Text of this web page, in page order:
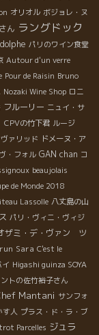
オリオル ボジョレ・ヌ
ん ラングドック
パリのワイン食堂
Autour d'un verre
Pour de Raisin Bruno
Nozaki Wine Shop ロニ
フルーリー ニュイ・サ
CPVの竹下君 ルージ
ァリッド ドメーヌ・ア
・フォル GAN chan コ
beaujolais
de Monde 2018
Lassolle 八丈島の山
パリ・ヴィニ・ヴィジ
ザミ・デ・ヴァン ツ
Sara C'est le
イ Higashi guinza SOYA
トの佐竹裕子さん
Mantani サンフォ
す人 プラス・ド・ラ・ブ
Parcelles ジュラ